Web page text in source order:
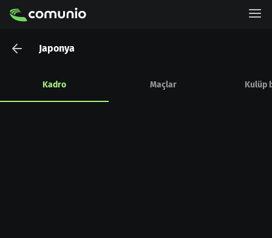
Japonya
Kadro Maçlar Kulüp